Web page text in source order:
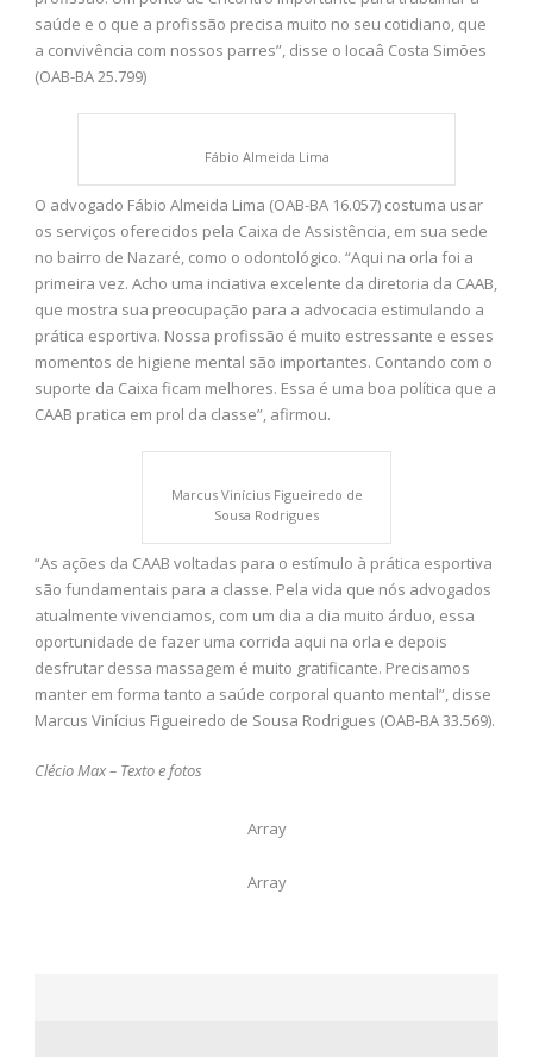
saúde e o que a profissão precisa muito no seu cotidiano, que
a convivência com nossos parres”, disse o Iocaâ Costa Simões
(OAB-BA 25.799)
Fábio Almeida Lima
O advogado Fábio Almeida Lima (OAB-BA 16.057) costuma usar
os serviços oferecidos pela Caixa de Assistência, em sua sede
no bairro de Nazaré, como o odontológico. “Aqui na orla foi a
primeira vez. Acho uma inciativa excelente da diretoria da CAAB,
que mostra sua preocupação para a advocacia estimulando a
prática esportiva. Nossa profissão é muito estressante e esses
momentos de higiene mental são importantes. Contando com o
suporte da Caixa ficam melhores. Essa é uma boa política que a
CAAB pratica em prol da classe”, afirmou.
Marcus Vinícius Figueiredo de
Sousa Rodrigues
“As ações da CAAB voltadas para o estímulo à prática esportiva
são fundamentais para a classe. Pela vida que nós advogados
atualmente vivenciamos, com um dia a dia muito árduo, essa
oportunidade de fazer uma corrida aqui na orla e depois
desfrutar dessa massagem é muito gratificante. Precisamos
manter em forma tanto a saúde corporal quanto mental”, disse
Marcus Vinícius Figueiredo de Sousa Rodrigues (OAB-BA 33.569).
Clécio Max – Texto e fotos
Array
Array